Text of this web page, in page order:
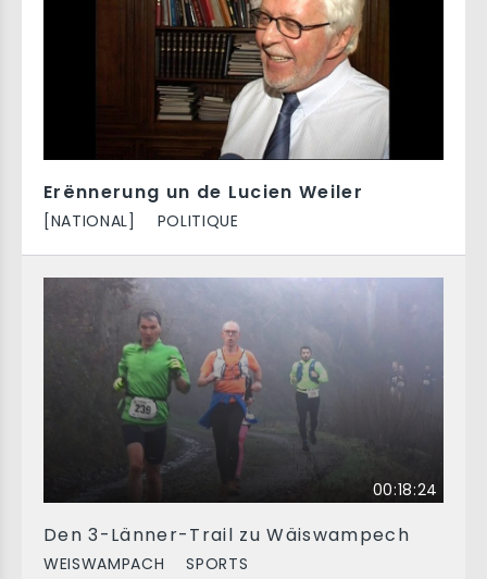
Erënnerung un de Lucien Weiler
[NATIONAL] POLITIQUE
00:18:24
Den 3-Länner-Trail zu Wäiswampech
WEISWAMPACH SPORTS